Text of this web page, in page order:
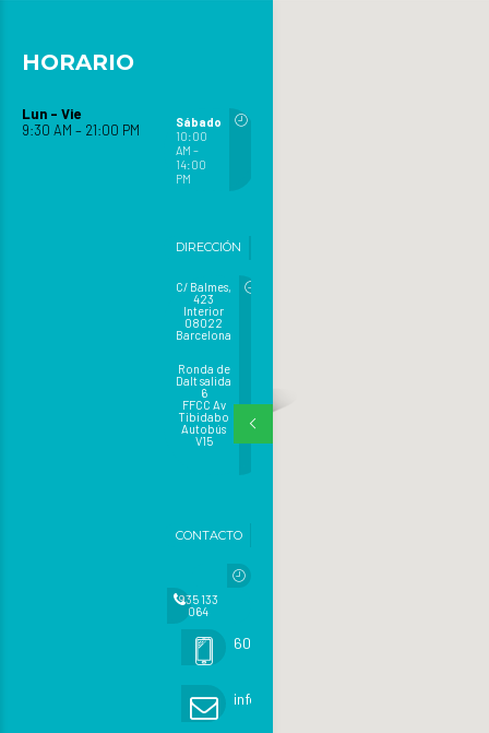
HORARIO
Lun – Vie
9:30 AM – 21:00 PM
Sábado
10:00
AM –
14:00
PM
DIRECCIÓN
C/ Balmes,
423
Interior
08022
Barcelona
Ronda de
Dalt salida
6
FFCC Av
Tibidabo
Autobús
V15
CONTACTO
935 133
064
605 482 471 (urgencias)
info@exoticsveterinaria.com